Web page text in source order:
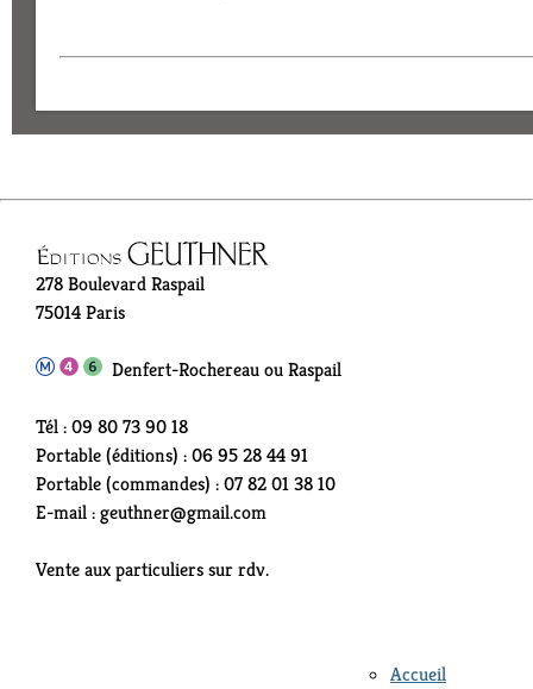
278 Boulevard Raspail
75014 Paris
Denfert-Rochereau ou Raspail
Tél : 09 80 73 90 18
Portable (éditions) : 06 95 28 44 91
Portable (commandes) : 07 82 01 38 10
E-mail : geuthner@gmail.com
Vente aux particuliers sur rdv.
Accueil